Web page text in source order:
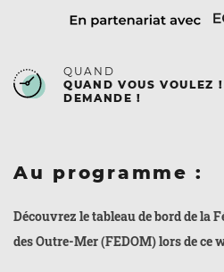
QUAND
QUAND VOUS VOULEZ
DEMANDE !
Au programme :
Découvrez le tableau de bord de la
des Outre-Mer (FEDOM) lors de ce